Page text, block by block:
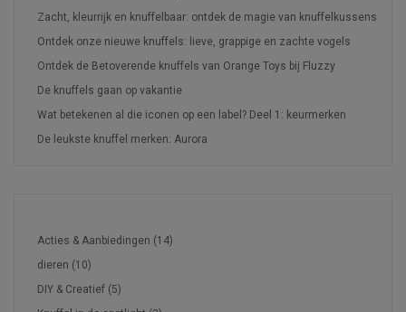
Zacht, kleurrijk en knuffelbaar: ontdek de magie van knuffelkussens
Ontdek onze nieuwe knuffels: lieve, grappige en zachte vogels
Ontdek de Betoverende knuffels van Orange Toys bij Fluzzy
De knuffels gaan op vakantie
Wat betekenen al die iconen op een label? Deel 1: keurmerken
De leukste knuffel merken: Aurora
Acties & Aanbiedingen (14)
dieren (10)
DIY & Creatief (5)